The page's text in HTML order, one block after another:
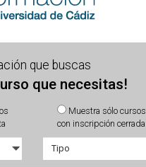
que buscas
que necesitas!
Muestra sólo cursos
con inscripción cerrada